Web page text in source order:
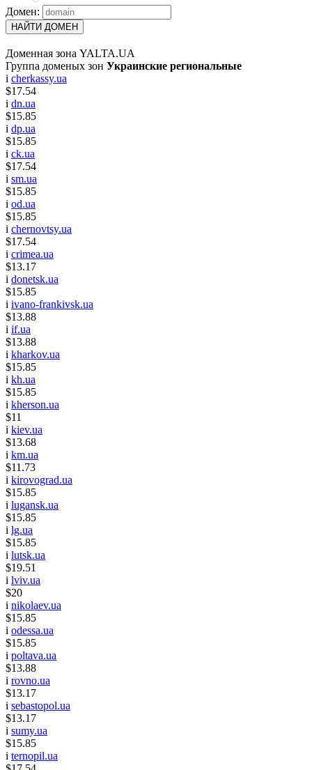
Домен:
НАЙТИ ДОМЕН
Доменная зона YALTA.UA
Группа доменых зон Украинские региональные
i cherkassy.ua
$17.54
i dn.ua
$15.85
i dp.ua
$15.85
i ck.ua
$17.54
i sm.ua
$15.85
i od.ua
$15.85
i chernovtsy.ua
$17.54
i crimea.ua
$13.17
i donetsk.ua
$15.85
i ivano-frankivsk.ua
$13.88
i if.ua
$13.88
i kharkov.ua
$15.85
i kh.ua
$15.85
i kherson.ua
$11
i kiev.ua
$13.68
i km.ua
$11.73
i kirovograd.ua
$15.85
i lugansk.ua
$15.85
i lg.ua
$15.85
i lutsk.ua
$19.51
i lviv.ua
$20
i nikolaev.ua
$15.85
i odessa.ua
$15.85
i poltava.ua
$13.88
i rovno.ua
$13.17
i sebastopol.ua
$13.17
i sumy.ua
$15.85
i ternopil.ua